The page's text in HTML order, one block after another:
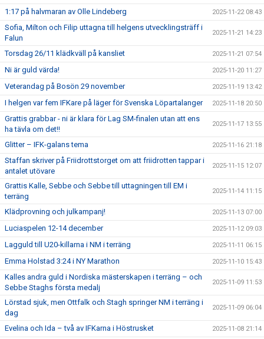
1:17 på halvmaran av Olle Lindeberg 2025-11-22 08:43
Sofia, Milton och Filip uttagna till helgens utvecklingsträff i
Falun
2025-11-21 14:23
Torsdag 26/11 klädkväll på kansliet 2025-11-21 07:54
Ni är guld värda! 2025-11-20 11:27
Veterandag på Bosön 29 november 2025-11-19 13:42
I helgen var fem IFKare på läger för Svenska Löpartalanger 2025-11-18 20:50
Grattis grabbar - ni är klara för Lag SM-finalen utan att ens
ha tävla om det!!
2025-11-17 13:55
Glitter – IFK-galans tema 2025-11-16 21:18
Staffan skriver på Friidrottstorget om att friidrotten tappar i
antalet utövare
2025-11-15 12:07
Grattis Kalle, Sebbe och Sebbe till uttagningen till EM i
terräng
2025-11-14 11:15
Klädprovning och julkampanj! 2025-11-13 07:00
Luciaspelen 12-14 december 2025-11-12 09:03
Lagguld till U20-killarna i NM i terräng 2025-11-11 06:15
Emma Holstad 3:24 i NY Marathon 2025-11-10 15:43
Kalles andra guld i Nordiska mästerskapen i terräng – och
Sebbe Staghs första medalj
2025-11-09 11:53
Lörstad sjuk, men Ottfalk och Stagh springer NM i terräng i
dag
2025-11-09 06:04
Evelina och Ida – två av IFKarna i Höstrusket 2025-11-08 21:14